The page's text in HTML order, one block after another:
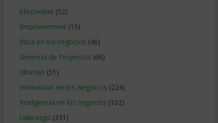
Efectividad (52)
Empowerment (15)
Etica en los negocios (46)
Gerencia de Proyectos (66)
Idiomas (51)
Innovacion en los Negocios (224)
Inteligencia en los negocios (102)
Liderazgo (331)